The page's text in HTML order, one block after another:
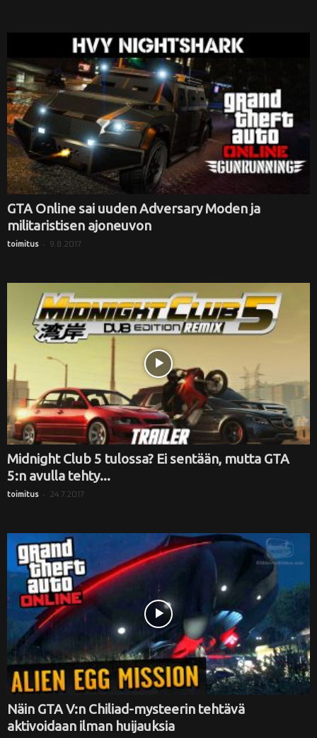
GTA Online sai uuden Adversary Moden ja
militaristisen ajoneuvon
toimitus - 9.8.2017
Midnight Club 5 tulossa? Ei sentään, mutta GTA
5:n avulla tehty...
toimitus - 24.7.2017
Näin GTA V:n Chiliad-mysteerin tehtävä
aktivoidaan ilman huijauksia